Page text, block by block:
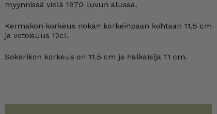
myynnissä vielä 1970-luvun alussa.
Kermakon korkeus nokan korkeinpaan kohtaan 11,5 cm
ja vetoisuus 12cl.
Sokerikon korkeus on 11,5 cm ja halkaisija 11 cm.